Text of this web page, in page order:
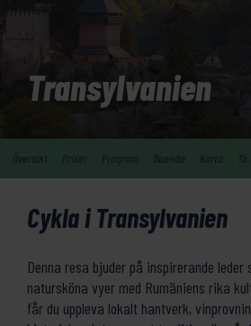
Transylvanien
Cykla i Transylvanien
Denna resa bjuder på inspirerande leder
natursköna vyer med Rumäniens rika
får du uppleva lokalt hantverk,